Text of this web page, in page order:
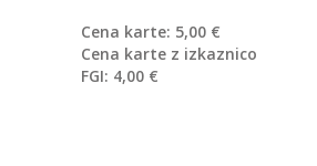
Cena karte: 5,00 €
Cena karte z izkaznico
FGI: 4,00 €